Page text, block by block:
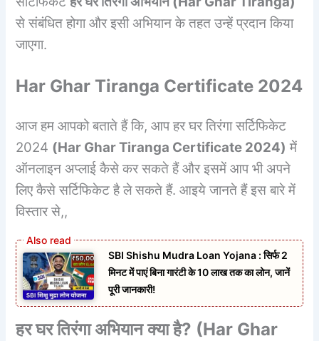
से संबंधित होगा और इसी अभियान के तहत उन्हें प्रदान किया
जाएगा.
Har Ghar Tiranga Certificate 2024
आज हम आपको बताते हैं कि, आप हर घर तिरंगा सर्टिफिकेट
2024 (Har Ghar Tiranga Certificate 2024) में
ऑनलाइन अप्लाई कैसे कर सकते हैं और इसमें आप भी अपने
लिए कैसे सर्टिफिकेट है ले सकते हैं. आइये जानते हैं इस बारे में
विस्तार से,,
SBI Shishu Mudra Loan Yojana : सिर्फ 2
मिनट में पाएं बिना गारंटी के 10 लाख तक का लोन, जानें
पूरी जानकारी!
हर घर तिरंगा अभियान क्या है? (Har Ghar